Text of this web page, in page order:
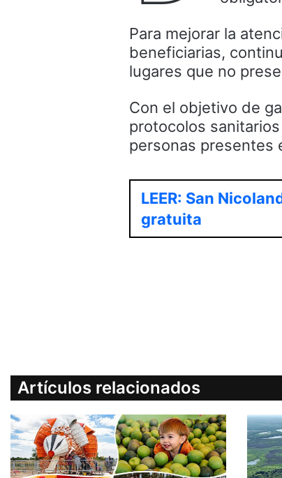
Para mejorar la
beneficiarias,
lugares que no
Con el objetivo de
protocolos
personas presentes
LEER: San
gratuita
Artículos relacionados